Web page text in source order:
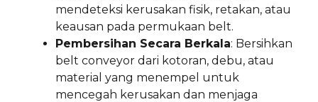
mendeteksi kerusakan fisik, retakan, atau
keausan pada permukaan belt.
Pembersihan Secara Berkala: Bersihkan
belt conveyor dari kotoran, debu, atau
material yang menempel untuk
mencegah kerusakan dan menjaga